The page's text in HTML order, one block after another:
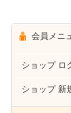
会員メニ
ショップ ロ
ショップ 新